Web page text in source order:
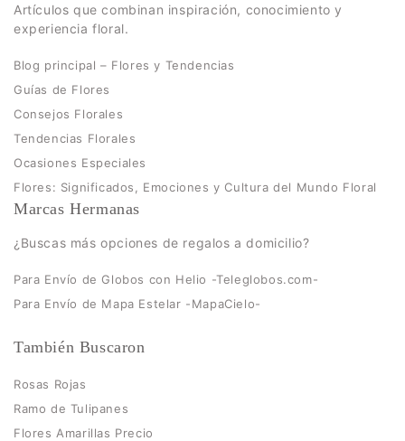
Artículos que combinan inspiración, conocimiento y
experiencia floral.
Blog principal – Flores y Tendencias
Guías de Flores
Consejos Florales
Tendencias Florales
Ocasiones Especiales
Flores: Significados, Emociones y Cultura del Mundo Floral
Marcas Hermanas
¿Buscas más opciones de regalos a domicilio?
Para Envío de Globos con Helio -Teleglobos.com-
Para Envío de Mapa Estelar -MapaCielo-
También Buscaron
Rosas Rojas
Ramo de Tulipanes
Flores Amarillas Precio